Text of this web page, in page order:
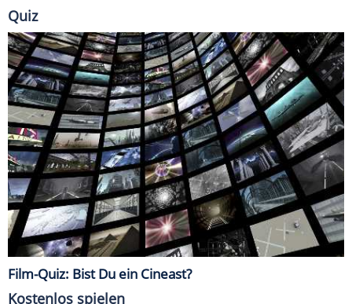
Quiz
Film-Quiz: Bist Du ein Cineast?
Kostenlos spielen